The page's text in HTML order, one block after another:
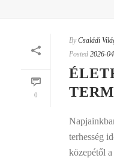
0
By Családi
Posted 2026-
terhesség
közepétől a